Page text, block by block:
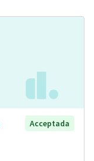
Acceptada